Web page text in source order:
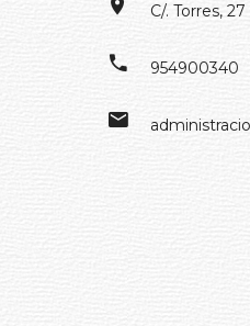
C/. Torres,
954900340